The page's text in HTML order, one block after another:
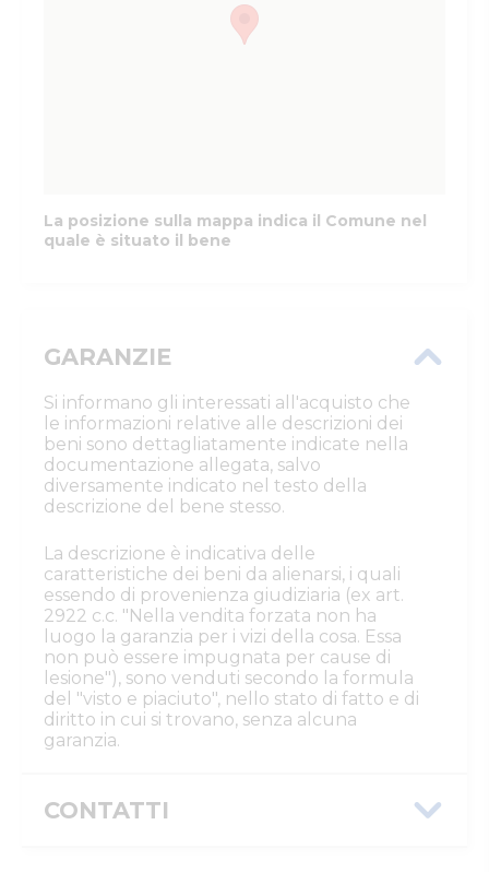
La posizione sulla mappa indica il Comune nel
quale è situato il bene
GARANZIE
Si informano gli interessati all'acquisto che
le informazioni relative alle descrizioni dei
beni sono dettagliatamente indicate nella
documentazione allegata, salvo
diversamente indicato nel testo della
descrizione del bene stesso.
La descrizione è indicativa delle
caratteristiche dei beni da alienarsi, i quali
essendo di provenienza giudiziaria (ex art.
2922 c.c. "Nella vendita forzata non ha
luogo la garanzia per i vizi della cosa. Essa
non può essere impugnata per cause di
lesione"), sono venduti secondo la formula
del "visto e piaciuto", nello stato di fatto e di
diritto in cui si trovano, senza alcuna
garanzia.
CONTATTI